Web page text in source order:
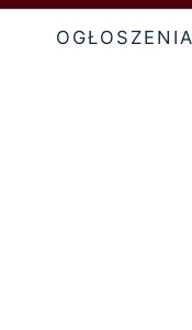
OGŁOSZENIA